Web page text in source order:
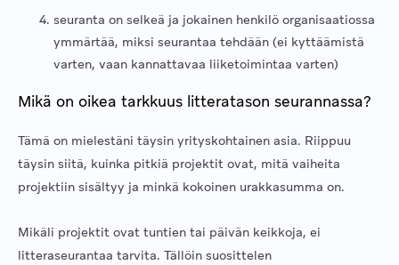
seuranta on selkeä ja jokainen henkilö organisaatiossa
ymmärtää, miksi seurantaa tehdään (ei kyttäämistä
varten, vaan kannattavaa liiketoimintaa varten)
Mikä on oikea tarkkuus litteratason seurannassa?
Tämä on mielestäni täysin yrityskohtainen asia. Riippuu
täysin siitä, kuinka pitkiä projektit ovat, mitä vaiheita
projektiin sisältyy ja minkä kokoinen urakkasumma on.
Mikäli projektit ovat tuntien tai päivän keikkoja, ei
litteraseurantaa tarvita. Tällöin suosittelen